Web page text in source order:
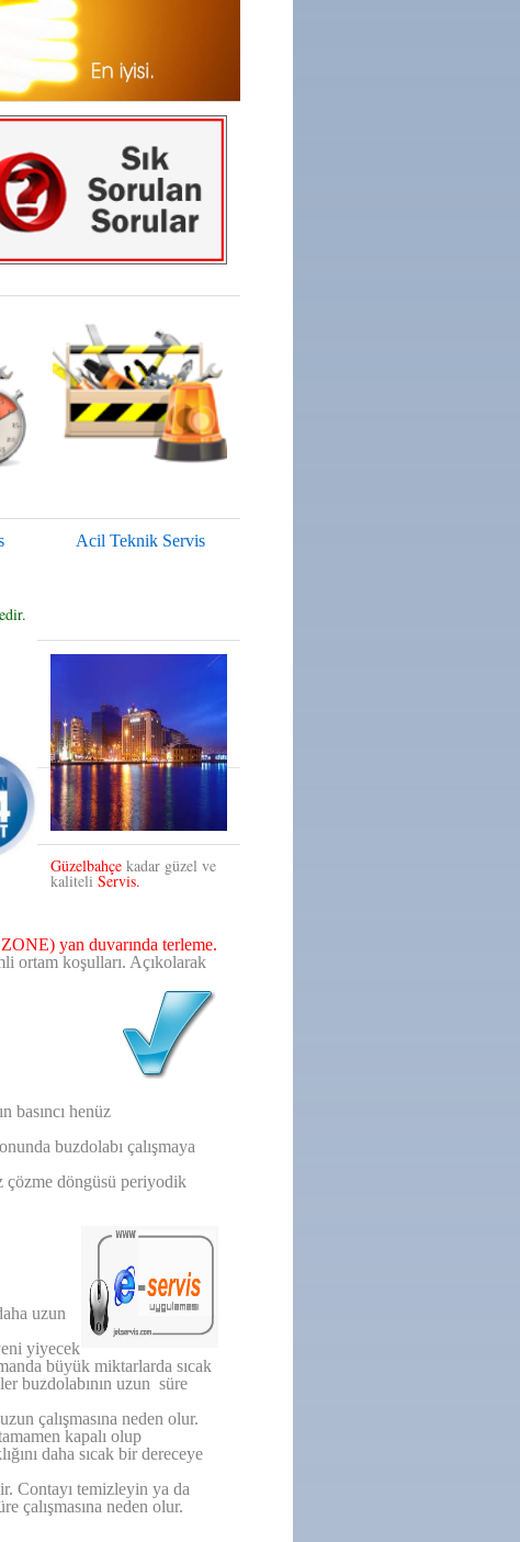
Acil Teknik Servis
Güzelbahçe kadar güzel ve
kaliteli Servis.
yan duvarında terleme.
ortam koşulları. Açıkolarak
basıncı henüz
buzdolabı çalışmaya
çözme döngüsü periyodik
uzun
yiyecek
büyük miktarlarda sıcak
buzdolabının uzun süre
çalışmasına neden olur.
kapalı olup
daha sıcak bir dereceye
Contayı temizleyin ya da
çalışmasına neden olur.